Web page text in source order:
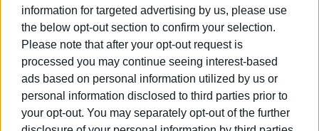
information for targeted advertising by us, please use
the below opt-out section to confirm your selection.
Please note that after your opt-out request is
processed you may continue seeing interest-based
ads based on personal information utilized by us or
personal information disclosed to third parties prior to
your opt-out. You may separately opt-out of the further
Εργάζεται στις Εκδόσεις Ενημέρωση από το
1990 σε θέσεις υψηλής ευθύνης. Ειδικεύεται στις
δημόσιες σχέσεις, το ελεύθερο και το
καλλιτεχνικό ρεπορτάζ.